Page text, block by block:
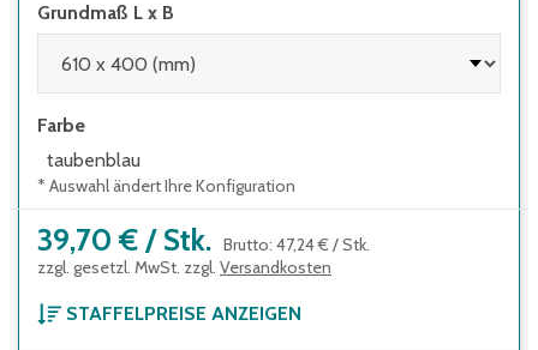
Grundmaß L x B
Farbe
taubenblau
* Auswahl ändert Ihre Konfiguration
39,70 € / Stk. Brutto: 47,24 € /Stk.
zzgl. gesetzl. MwSt. zzgl. Versandkosten
STAFFELPREISE ANZEIGEN